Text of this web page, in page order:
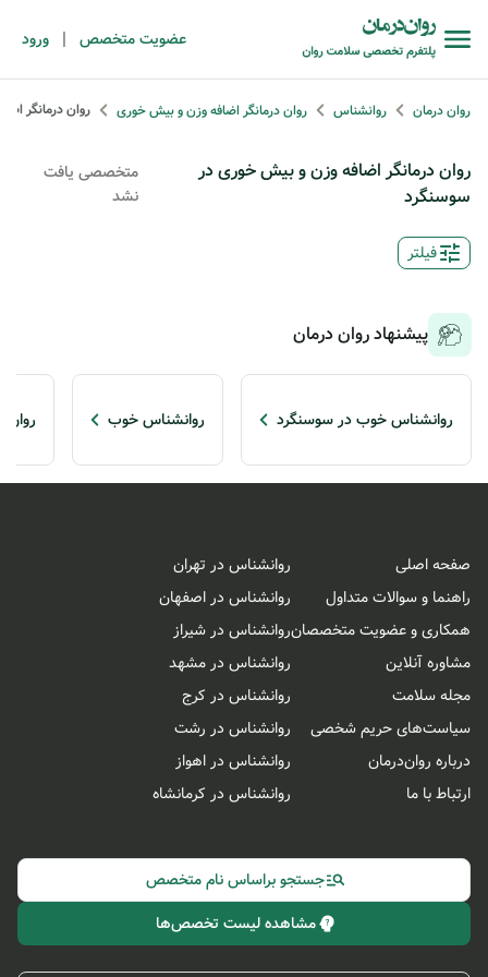
عضویت متخصص | ورود
روان درمان روانشناس روان درمانگر اضافه وزن و بیش خوری روان درمانگر
روان درمانگر اضافه وزن و بیش خوری در
سوسنگرد
متخصصی یافت
نشد
فیلتر
پیشنهاد روان درمان
روانشناس خوب در سوسنگرد روانشناس خوب روان
صفحه اصلی
راهنما و سوالات متداول
همکاری و عضویت متخصصان
مشاوره آنلاین
مجله سلامت
سیاست‌های حریم شخصی
درباره روان‌درمان
ارتباط با ما
روانشناس در تهران
روانشناس در اصفهان
روانشناس در شیراز
روانشناس در مشهد
روانشناس در کرج
روانشناس در رشت
روانشناس در اهواز
روانشناس در کرمانشاه
جستجو براساس نام متخصص
مشاهده لیست تخصص‌ها